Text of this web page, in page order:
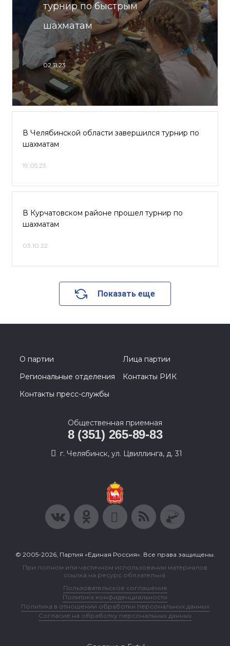
турнир по быстрым
шахматам
02.11.23
В Челябинской области завершился турнир по
шахматам
19.05.23
В Курчатовском районе прошел турнир по
шахматам
03.10.22
Показать еще
О партии
Лица партии
Региональные отделения
Контакты РИК
Контакты пресс-службы
Общественная приемная
8 (351) 265-89-83
г. Челябинск, ул. Цвиллинга, д. 31
© 2005-2026, Партия «Единая Россия». Все права защищены.
При полном или частичном использовании материалов
ссылка на ресурс обязательна.
Пользовательское соглашение
Политика конфиденциальности
Политика в отношении обработки персональных данных
Согласие на обработку персональных данных